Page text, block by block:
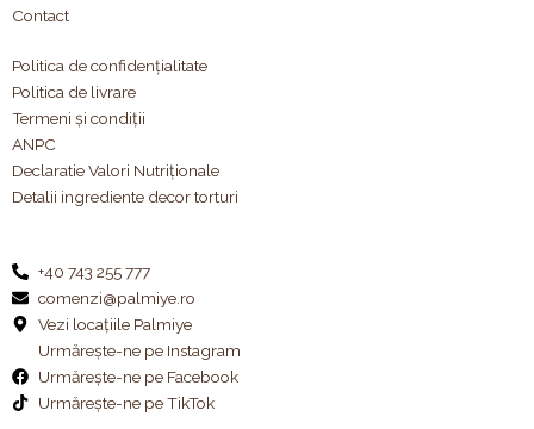
Contact
Politica de confidențialitate
Politica de livrare
Termeni și condiții
ANPC
Declaratie Valori Nutriționale
Detalii ingrediente decor torturi
+40 743 255 777
comenzi@palmiye.ro
Vezi locațiile Palmiye
Urmărește-ne pe Instagram
Urmărește-ne pe Facebook
Urmărește-ne pe TikTok